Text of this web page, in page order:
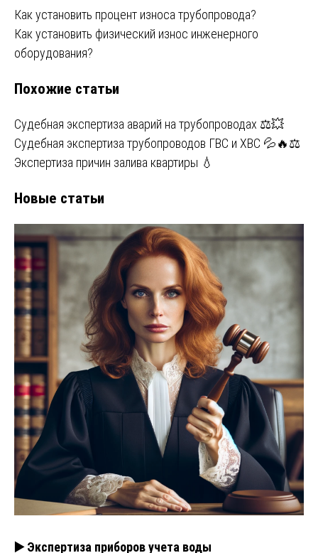
Навигация
по
Как установить процент износа трубопровода?
Как установить физический износ инженерного
оборудования?
Похожие статьи
Судебная экспертиза аварий на трубопроводах ⚖️💥
Судебная экспертиза трубопроводов ГВС и ХВС 💦🔥⚖️
Экспертиза причин залива квартиры 💧
Новые статьи
▶️ Экспертиза приборов учета воды